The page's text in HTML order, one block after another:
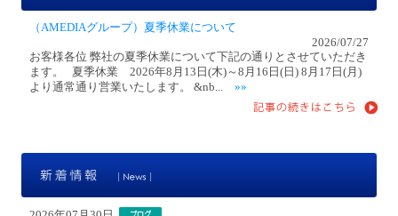
（AMEDIAグループ）夏季休業について
2026/07/27
お客様各位 弊社の夏季休業について下記の通りとさせていただき
ます。 夏季休業 2026年8月13日(木)～8月16日(日) 8月17日(月)
より通常通り営業いたします。 &nb...»»